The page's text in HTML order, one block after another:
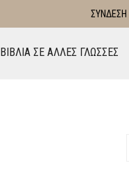
ΣΎΝΔΕΣΗ
ΒΙΒΛΙΑ ΣΕ ΑΛΛΕΣ ΓΛΩΣΣΕΣ